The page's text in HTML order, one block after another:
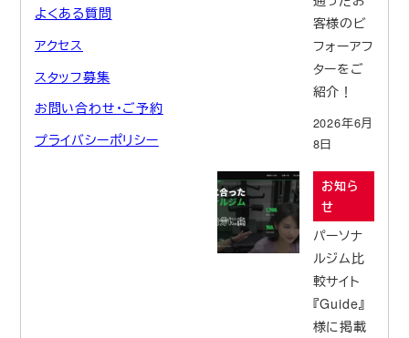
よくある質問
アクセス
スタッフ募集
お問い合わせ・ご予約
プライバシーポリシー
客様のビ
フォーアフ
ターをご
紹介！
2026年6月
8日
お知ら
せ
パーソナ
ルジム比
較サイト
『Guide』
様に掲載